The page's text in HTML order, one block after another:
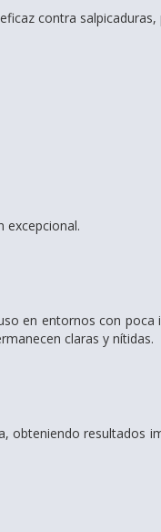
contra
excepcional.
en entornos con
claras y nítidas.
obteniendo resultados